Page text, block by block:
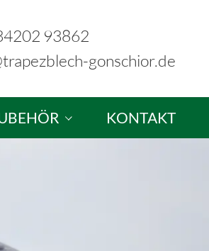
93862
gonschior.de
KONTAKT